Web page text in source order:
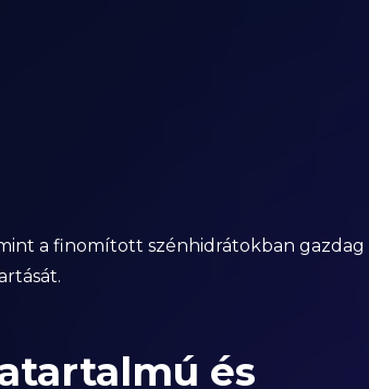
a finomított szénhidrátokban gazdag
és